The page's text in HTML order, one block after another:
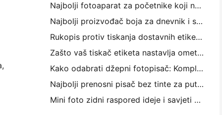
Najbolji fotoaparat za početnike koji ne žele trošiti papir
Najbolji proizvođač boja za dnevnik i scrapbooking: Dodajte više boja na svaku stranicu
Rukopis protiv tiskanja dostavnih etiketa: Savjeti za mala poduzeća u 2026.
Zašto vaš tiskač etiketa nastavlja ometati?
Kako odabrati džepni fotopisač: Kompletni vodič za korisnike dnevnika, putovanja i iPhone-a
Najbolji prenosni pisač bez tinte za putovanje, školu i mobilni rad: Hanin MT620 Pro Pregled
Mini foto zidni raspored ideje i savjeti za spavaću sobu i spavaonicu ukras